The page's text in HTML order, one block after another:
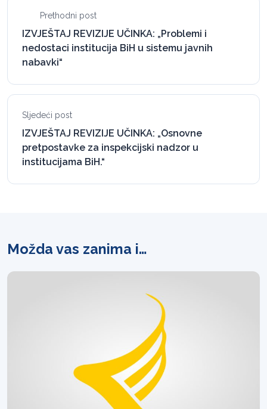
Prethodni post
IZVJEŠTAJ REVIZIJE UČINKA: „Problemi i
nedostaci institucija BiH u sistemu javnih
nabavki“
Sljedeći post
IZVJEŠTAJ REVIZIJE UČINKA: „Osnovne
pretpostavke za inspekcijski nadzor u
institucijama BiH.“
Možda vas zanima i…